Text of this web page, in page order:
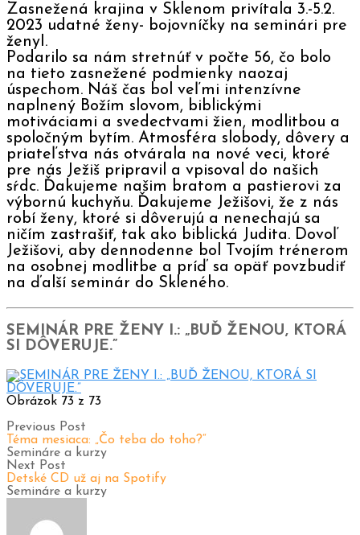
Zasnežená krajina v Sklenom privítala 3.-5.2.
2023 udatné ženy- bojovníčky na seminári pre
ženyI.
Podarilo sa nám stretnúť v počte 56, čo bolo
na tieto zasnežené podmienky naozaj
úspechom. Náš čas bol veľmi intenzívne
naplnený Božím slovom, biblickými
motiváciami a svedectvami žien, modlitbou a
spoločným bytím. Atmosféra slobody, dôvery a
priateľstva nás otvárala na nové veci, ktoré
pre nás Ježiš pripravil a vpisoval do našich
sŕdc. Ďakujeme našim bratom a pastierovi za
výbornú kuchyňu. Ďakujeme Ježišovi, že z nás
robí ženy, ktoré si dôverujú a nenechajú sa
ničím zastrašiť, tak ako biblická Judita. Dovoľ
Ježišovi, aby dennodenne bol Tvojím trénerom
na osobnej modlitbe a príď sa opäť povzbudiť
na ďalší seminár do Skleného.
SEMINÁR PRE ŽENY I.: „BUĎ ŽENOU, KTORÁ
SI DÔVERUJE.”
Obrázok 73 z 73
Previous Post
Téma mesiaca: „Čo teba do toho?“
Semináre a kurzy
Next Post
Detské CD už aj na Spotify
Semináre a kurzy